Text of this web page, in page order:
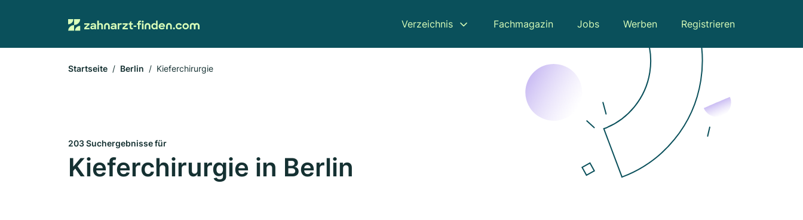
Verzeichnis Fachmagazin Jobs Werben Registrieren
Startseite Berlin Kieferchirurgie
203 Suchergebnisse für
Kieferchirurgie in Berlin